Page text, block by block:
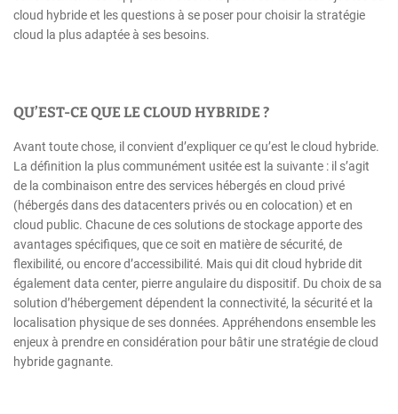
cloud hybride et les questions à se poser pour choisir la stratégie
cloud la plus adaptée à ses besoins.
QU’EST-CE QUE LE CLOUD HYBRIDE ?
Avant toute chose, il convient d’expliquer ce qu’est le cloud hybride.
La définition la plus communément usitée est la suivante : il s’agit
de la combinaison entre des services hébergés en cloud privé
(hébergés dans des datacenters privés ou en colocation) et en
cloud public. Chacune de ces solutions de stockage apporte des
avantages spécifiques, que ce soit en matière de sécurité, de
flexibilité, ou encore d’accessibilité. Mais qui dit cloud hybride dit
également data center, pierre angulaire du dispositif. Du choix de sa
solution d’hébergement dépendent la connectivité, la sécurité et la
localisation physique de ses données. Appréhendons ensemble les
enjeux à prendre en considération pour bâtir une stratégie de cloud
hybride gagnante.